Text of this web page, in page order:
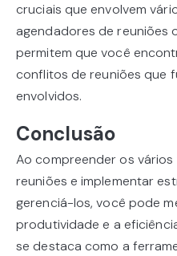
cruciais que envolvem
agendadores de reuniões
permitem que você
conflitos de reuniões que
envolvidos.
Conclusão
Ao compreender os
reuniões e implementar
gerenciá-los, você pode
produtividade e a
se destaca como a